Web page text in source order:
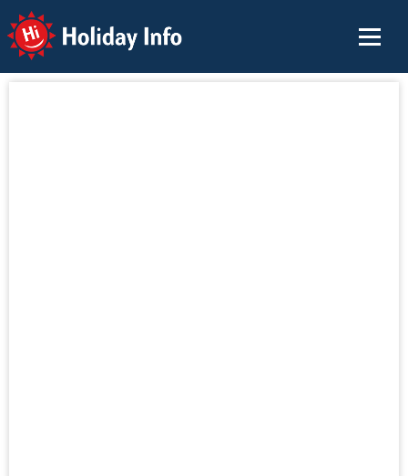
Holiday Info